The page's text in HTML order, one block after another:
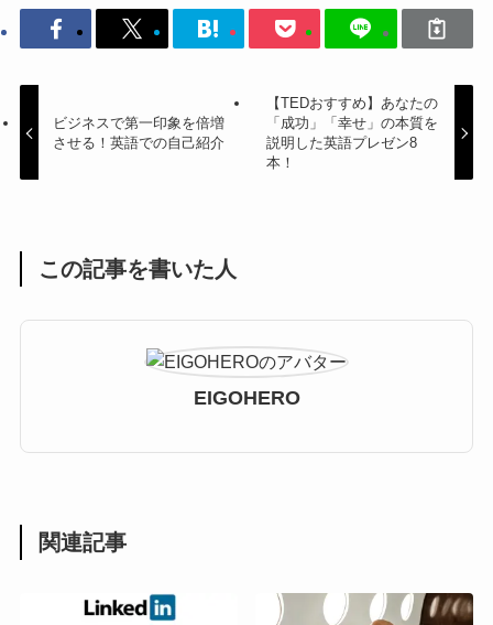
ビジネスで第一印象を倍増
させる！英語での自己紹介
【TEDおすすめ】あなたの
「成功」「幸せ」の本質を
説明した英語プレゼン8
本！
この記事を書いた人
EIGOHERO
関連記事